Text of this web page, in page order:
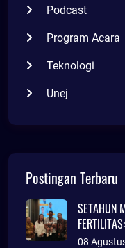
Podcast
Program Acara
Teknologi
Unej
Postingan Terbaru
SETAHUN
08